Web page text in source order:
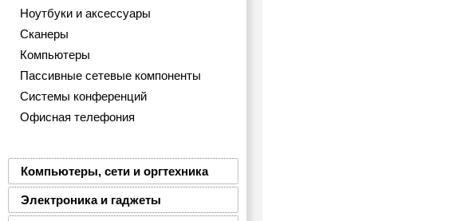
Ноутбуки и аксессуары
Сканеры
Компьютеры
Пассивные сетевые компоненты
Системы конференций
Офисная телефония
Компьютеры, сети и оргтехника
Электроника и гаджеты